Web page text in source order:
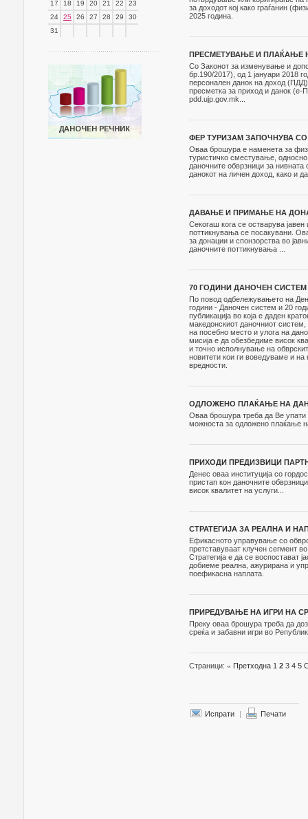
17
18 19 20 21 22
23
24
25 26 27 28 29
30
31
за доходот коj како граѓанин
2025 година.
ПРЕСМЕТУВАЊЕ И ПЛАЌАЊЕ
Со Законот за изменување и
бр.190/2017), од 1 јануари 2018
персонален данок на доход
пресметка за приход и данок (е-
pdd.ujp.gov.mk...
ФЕР ТУРИЗАМ ЗАПОЧНУВА
Оваа брошура е наменета за
туристичко сместување,
даночните обврзници за
данокот на личен доход, како и
ДАВАЊЕ И ПРИМАЊЕ НА
Секогаш кога се остварува
поттикнувања се посакувани.
за донации и спонзорства во
даночните поттикнувања ...
70 ГОДИНИ ДАНОЧЕН
По повод одбележувањето на
години - Даночен систем и 20
публикација во која е даден
македонскиот даночниот
на посебно место и улога на
мисија е да обезбедиме висок
и точно исполнување на
новитети кои ги воведуваме и
вредности.
ОДЛОЖЕНО ПЛАЌАЊЕ НА
Оваа брошура треба да Ве упати
можноста за одложено плаќање
ПРИХОДИ ПРЕДИЗВИЦИ
Денес оваа институција со
пристап кон даночните
висок квалитет на услуги...
СТРАТЕГИЈА ЗА РЕАЛНА И
Ефикасното управување со
претставуваат клучен сегмент
Стратегија е да се воспостават
добиеме реална, ажурирана и
поефикасна наплата.
ПРИРЕДУВАЊЕ НА ИГРИ НА
Преку оваа брошура треба да
среќа и забавни игри во
Страници: « Претходна 1 2 3 4 5
Испрати | Печати